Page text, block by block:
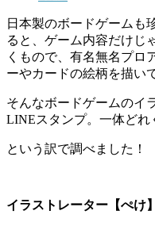
日本製のボードゲームも
ると、ゲーム内容だけじ
くもので、有名無名プロ
ーやカードの絵柄を描い
そんなボードゲームのイ
LINEスタンプ。一体ど
という訳で調べました！
イラストレーター【ぺけ】